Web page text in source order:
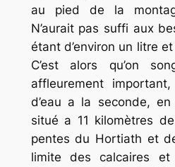
au pied de la
N’aurait pas suffi aux
étant d’environ un litre
C’est alors qu’on
affleurement
d’eau a la seconde, en
situé a 11 kilomètres
pentes du Hortiath et
limite des calcaires et